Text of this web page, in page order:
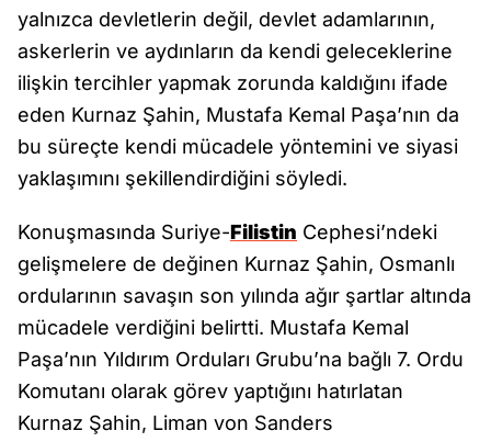
yalnızca devletlerin değil, devlet adamlarının,
askerlerin ve aydınların da kendi geleceklerine
ilişkin tercihler yapmak zorunda kaldığını ifade
eden Kurnaz Şahin, Mustafa Kemal Paşa’nın da
bu süreçte kendi mücadele yöntemini ve siyasi
yaklaşımını şekillendirdiğini söyledi.
Konuşmasında Suriye-Filistin Cephesi’ndeki
gelişmelere de değinen Kurnaz Şahin, Osmanlı
ordularının savaşın son yılında ağır şartlar altında
mücadele verdiğini belirtti. Mustafa Kemal
Paşa’nın Yıldırım Orduları Grubu’na bağlı 7. Ordu
Komutanı olarak görev yaptığını hatırlatan
Kurnaz Şahin, Liman von Sanders